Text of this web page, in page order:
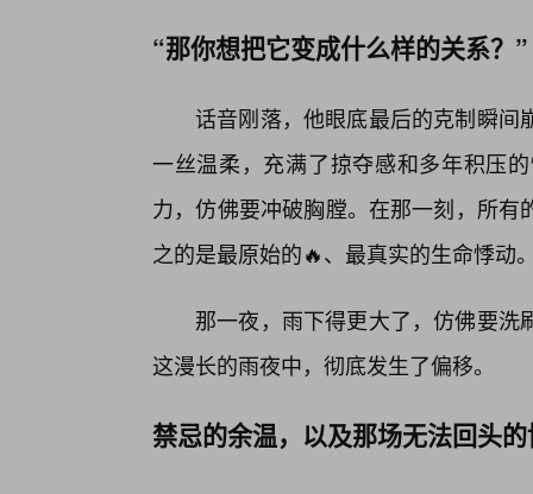
“那你想把它变成什么样的关系？”
话音刚落，他眼底最后的克制瞬间
一丝温柔，充满了掠夺感和多年积压
力，仿佛要冲破胸膛。在那一刻，所
之的是最原始的🔥、最真实的生命悸动
那一夜，雨下得更大了，仿佛要
这漫长的雨夜中，彻底发生了偏移。
禁忌的余温，以及那场无法回头